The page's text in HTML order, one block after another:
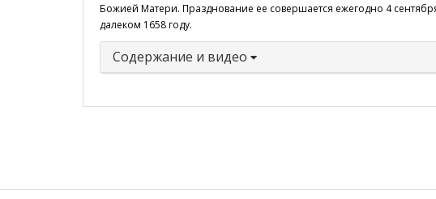
Божией Матери. Празднование ее совершается ежегодно 4
далеком 1658 году.
Содержание и видео